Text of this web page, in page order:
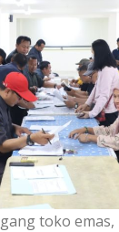
toko